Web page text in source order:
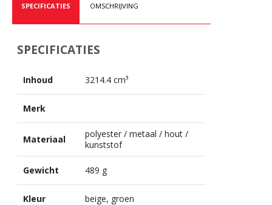
SPECIFICATIES OMSCHRIJVING
SPECIFICATIES
Inhoud 3214.4 cm³
Merk
Materiaal
polyester / metaal / hout /
kunststof
Gewicht 489 g
Kleur beige, groen